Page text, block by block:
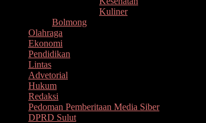
Kuliner
Bolmong
Olahraga
Ekonomi
Pendidikan
Lintas
Advetorial
Hukum
Redaksi
Pedoman Pemberitaan Media Siber
DPRD Sulut